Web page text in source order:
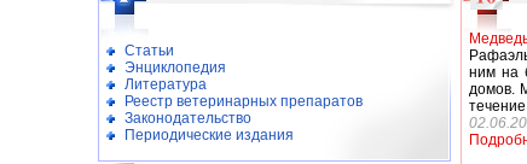
Статьи
Энциклопедия
Литература
Реестр ветеринарных препаратов
Законодательство
Периодические издания
ним на
домов.